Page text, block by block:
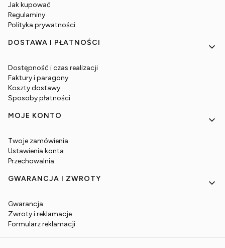
Jak kupować
Regulaminy
Polityka prywatności
DOSTAWA I PŁATNOŚCI
Dostępność i czas realizacji
Faktury i paragony
Koszty dostawy
Sposoby płatności
MOJE KONTO
Twoje zamówienia
Ustawienia konta
Przechowalnia
GWARANCJA I ZWROTY
Gwarancja
Zwroty i reklamacje
Formularz reklamacji